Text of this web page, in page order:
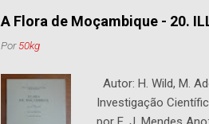
A Flora de Moçambique - 20.
Por50kg
Autor: H. Wild, M.
Investigação